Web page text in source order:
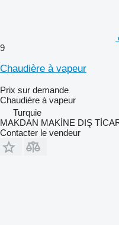
9
Chaudière à vapeur
Prix sur demande
Chaudière à vapeur
Turquie
MAKDAN MAKİNE DIŞ
Contacter le vendeur